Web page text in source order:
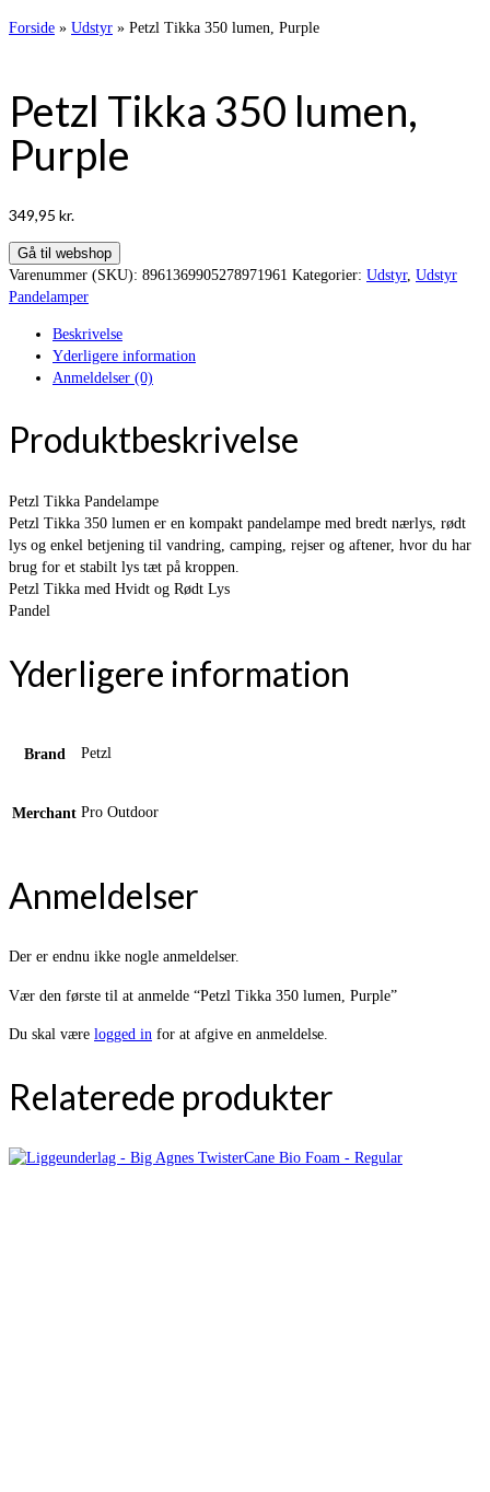
Forside » Udstyr » Petzl Tikka 350 lumen, Purple
Petzl Tikka 350 lumen,
Purple
349,95 kr.
Gå til webshop
Varenummer (SKU): 8961369905278971961 Kategorier: Udstyr, Udstyr
Pandelamper
Beskrivelse
Yderligere information
Anmeldelser (0)
Produktbeskrivelse
Petzl Tikka Pandelampe
Petzl Tikka 350 lumen er en kompakt pandelampe med bredt nærlys, rødt
lys og enkel betjening til vandring, camping, rejser og aftener, hvor du har
brug for et stabilt lys tæt på kroppen.
Petzl Tikka med Hvidt og Rødt Lys
Pandel
Yderligere information
Brand Petzl
Merchant Pro Outdoor
Anmeldelser
Der er endnu ikke nogle anmeldelser.
Vær den første til at anmelde “Petzl Tikka 350 lumen, Purple”
Du skal være logged in for at afgive en anmeldelse.
Relaterede produkter